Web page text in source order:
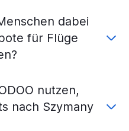
dabei
für Flüge
nutzen,
nach Szymany